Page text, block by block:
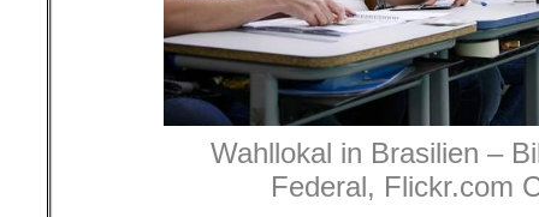
Wahllokal in Brasilien –
Federal, Flickr.com